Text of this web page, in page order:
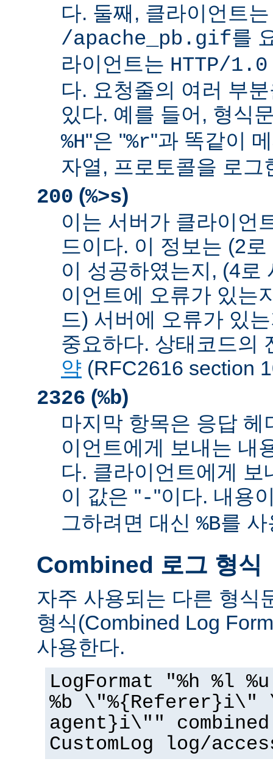
다. 둘째, 클라이언트
/apache_pb.gif를
라이언트는 HTTP/1.0
다. 요청줄의 여러 부
있다. 예를 들어, 형식
%H"은 "%r"과 똑같이
자열, 프로토콜을 로그
200 (%>s)
이는 서버가 클라이언
드이다. 이 정보는 (2
이 성공하였는지, (4로
이언트에 오류가 있는
드) 서버에 오류가 있
중요하다. 상태코드의
약 (RFC2616 section
2326 (%b)
마지막 항목은 응답
이언트에게 보내는 내
다. 클라이언트에게
이 값은 "-"이다. 내용
그하려면 대신 %B를
Combined 로그 형식
자주 사용되는 다른 형식
형식(Combined Log
사용한다.
LogFormat "%h %l
%b \"%{Referer}i\"
agent}i\"" combined
CustomLog log/